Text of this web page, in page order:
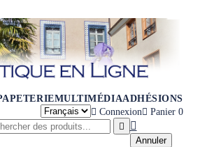
MULTIMÉDIAADHÉSIONS
 Connexion Panier 0
 
Annuler